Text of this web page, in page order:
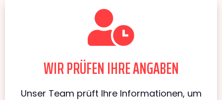
WIR PRÜFEN IHRE ANGABEN
Unser Team prüft Ihre Informationen, um